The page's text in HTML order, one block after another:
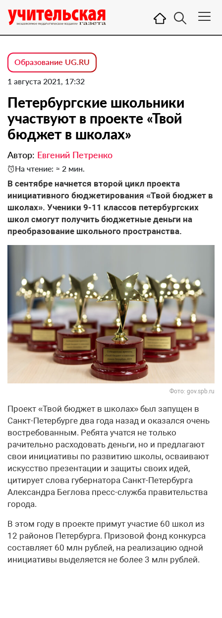
Образование UG.RU
1 августа 2021, 17:32
Петербургские школьники
участвуют в проекте «Твой
бюджет в школах»
Автор: Евгений Петренко
На чтение: ≈ 2 мин.
В сентябре начнется второй цикл проекта
инициативного бюджетирования «Твой бюджет в
школах». Ученики 9-11 классов петербургских
школ смогут получить бюджетные деньги на
преобразование школьного пространства.
Фото: gov.spb.ru
Проект «Твой бюджет в школах» был запущен в
Санкт-Петербурге два года назад и оказался очень
востребованным. Ребята учатся не только
рачительно расходовать деньги, но и предлагают
свои инициативы по развитию школы, осваивают
искусство презентации и защиты своих идей,
цитирует слова губернатора Санкт-Петербурга
Александра Беглова пресс-служба правительства
города.
В этом году в проекте примут участие 60 школ из
12 районов Петербурга. Призовой фонд конкурса
составляет 60 млн рублей, на реализацию одной
инициативы выделяется не более 3 млн рублей.